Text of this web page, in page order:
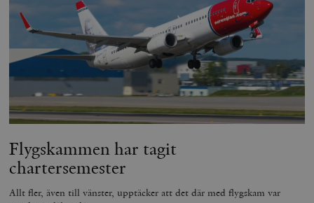
Flygskammen har tagit
chartersemester
Allt fler, även till vänster, upptäcker att det där med flygskam var